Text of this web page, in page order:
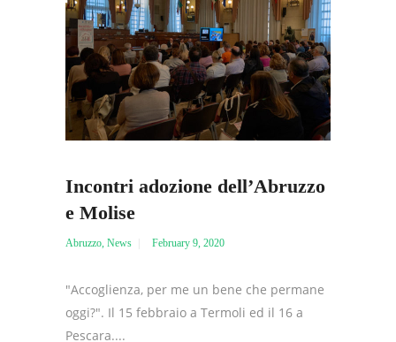
Incontri adozione dell’Abruzzo
e Molise
Abruzzo News February 9, 2020
"Accoglienza, per me un bene che permane
oggi?". Il 15 febbraio a Termoli ed il 16 a
Pescara....